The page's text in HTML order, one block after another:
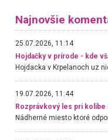
Najnovšie
25.07.2026, 11:14
Hojdačky v prírode - kde
19.07.2026, 11:44
Rozprávkový les pri kolibe